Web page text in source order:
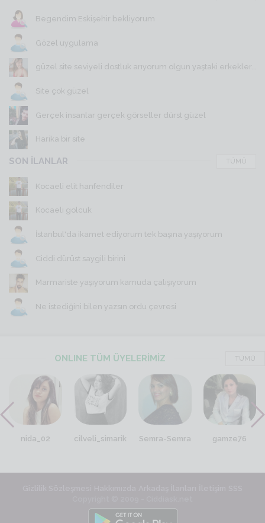
Begendim Eskişehir bekliyorum
Gözel uygulama
güzel site seviyeli dostluk arıyorum olgun yaştaki erkekler...
Site çok güzel
Gerçek insanlar gerçek görseller dürst güzel
Harika bir site
SON İLANLAR TÜMÜ
Kocaeli elit hanfendiler
Kocaeli golcuk
İstanbul'da ikamet ediyorum tek başına yaşıyorum
Ciddi dürüst saygili birini
Marmariste yaşıyorum kamuda çalışıyorum
Ne istediğini bilen yazsın ordu çevresi
ONLINE TÜM ÜYELERİMİZ TÜMÜ
nida_02 cilveli_simarik Semra-Semra gamze76